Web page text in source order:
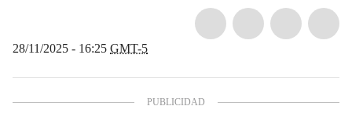
28/11/2025 - 16:25 GMT-5